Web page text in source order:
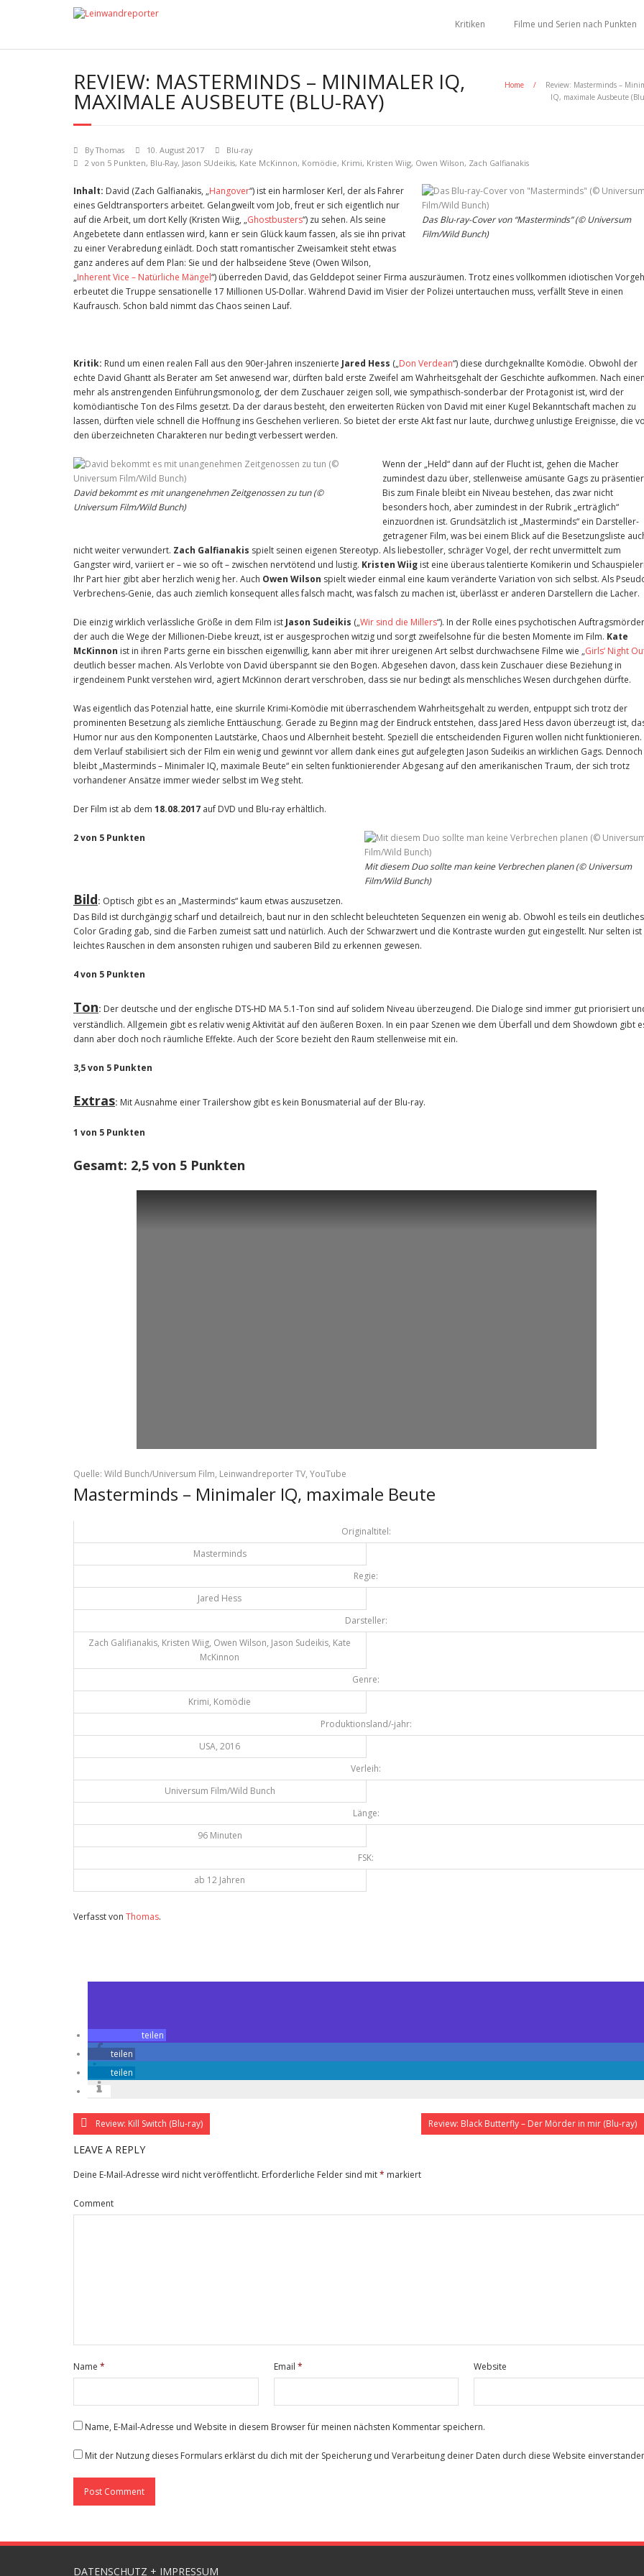
Kritiken Filme und Serien nach Punkten
REVIEW: MASTERMINDS – MINIMALER IQ,
MAXIMALE AUSBEUTE (BLU-RAY)
Home /
Review: Masterminds –
IQ, maximale Ausbeute
ByThomas 10. August 2017
Blu-ray
2 von 5 Punkten, Blu-Ray, Jason SUdeikis, Kate McKinnon, Komödie, Krimi, Kristen Wiig, Owen Wilson, Zach Galfianakis
Das Blu-ray-Cover von “Masterminds” (© Universum
Film/Wild Bunch)
Inhalt: David (Zach Galfianakis, „Hangover“) ist ein harmloser Kerl, der als Fahrer
eines Geldtransporters arbeitet. Gelangweilt vom Job, freut er sich eigentlich nur
auf die Arbeit, um dort Kelly (Kristen Wiig, „Ghostbusters“) zu sehen. Als seine
Angebetete dann entlassen wird, kann er sein Glück kaum fassen, als sie ihn privat
zu einer Verabredung einlädt. Doch statt romantischer Zweisamkeit steht etwas
ganz anderes auf dem Plan: Sie und der halbseidene Steve (Owen Wilson,
„Inherent Vice – Natürliche Mängel“) überreden David, das Gelddepot seiner Firma auszuräumen. Trotz eines vollkommen idiotischen
erbeutet die Truppe sensationelle 17 Millionen US-Dollar. Während David im Visier der Polizei untertauchen muss, verfällt Steve in einen
Kaufrausch. Schon bald nimmt das Chaos seinen Lauf.
Kritik: Rund um einen realen Fall aus den 90er-Jahren inszenierte Jared Hess („Don Verdean“) diese durchgeknallte Komödie. Obwohl der
echte David Ghantt als Berater am Set anwesend war, dürften bald erste Zweifel am Wahrheitsgehalt der Geschichte aufkommen. Nach
mehr als anstrengenden Einführungsmonolog, der dem Zuschauer zeigen soll, wie sympathisch-sonderbar der Protagonist ist, wird der
komödiantische Ton des Films gesetzt. Da der daraus besteht, den erweiterten Rücken von David mit einer Kugel Bekanntschaft machen zu
lassen, dürften viele schnell die Hoffnung ins Geschehen verlieren. So bietet der erste Akt fast nur laute, durchweg unlustige Ereignisse, die
den überzeichneten Charakteren nur bedingt verbessert werden.
David bekommt es mit unangenehmen Zeitgenossen zu tun (©
Universum Film/Wild Bunch)
Wenn der „Held“ dann auf der Flucht ist, gehen die Macher
zumindest dazu über, stellenweise amüsante Gags zu
Bis zum Finale bleibt ein Niveau bestehen, das zwar nicht
besonders hoch, aber zumindest in der Rubrik „erträglich“
einzuordnen ist. Grundsätzlich ist „Masterminds“ ein Darsteller-
getragener Film, was bei einem Blick auf die Besetzungsliste
nicht weiter verwundert. Zach Galfianakis spielt seinen eigenen Stereotyp. Als liebestoller, schräger Vogel, der recht unvermittelt zum
Gangster wird, variiert er – wie so oft – zwischen nervtötend und lustig. Kristen Wiig ist eine überaus talentierte Komikerin und
Ihr Part hier gibt aber herzlich wenig her. Auch Owen Wilson spielt wieder einmal eine kaum veränderte Variation von sich selbst. Als
Verbrechens-Genie, das auch ziemlich konsequent alles falsch macht, was falsch zu machen ist, überlässt er anderen Darstellern die Lacher.
Die einzig wirklich verlässliche Größe in dem Film ist Jason Sudeikis („Wir sind die Millers“). In der Rolle eines psychotischen
der auch die Wege der Millionen-Diebe kreuzt, ist er ausgesprochen witzig und sorgt zweifelsohne für die besten Momente im Film. Kate
McKinnon ist in ihren Parts gerne ein bisschen eigenwillig, kann aber mit ihrer ureigenen Art selbst durchwachsene Filme wie „Girls‘ Night
deutlich besser machen. Als Verlobte von David überspannt sie den Bogen. Abgesehen davon, dass kein Zuschauer diese Beziehung in
irgendeinem Punkt verstehen wird, agiert McKinnon derart verschroben, dass sie nur bedingt als menschliches Wesen durchgehen dürfte.
Was eigentlich das Potenzial hatte, eine skurrile Krimi-Komödie mit überraschendem Wahrheitsgehalt zu werden, entpuppt sich trotz der
prominenten Besetzung als ziemliche Enttäuschung. Gerade zu Beginn mag der Eindruck entstehen, dass Jared Hess davon überzeugt ist,
Humor nur aus den Komponenten Lautstärke, Chaos und Albernheit besteht. Speziell die entscheidenden Figuren wollen nicht funktionieren.
dem Verlauf stabilisiert sich der Film ein wenig und gewinnt vor allem dank eines gut aufgelegten Jason Sudeikis an wirklichen Gags. Dennoch
bleibt „Masterminds – Minimaler IQ, maximale Beute“ ein selten funktionierender Abgesang auf den amerikanischen Traum, der sich trotz
vorhandener Ansätze immer wieder selbst im Weg steht.
Der Film ist ab dem 18.08.2017 auf DVD und Blu-ray erhältlich.
Mit diesem Duo sollte man keine Verbrechen planen (© Universum
Film/Wild Bunch)
2 von 5 Punkten
Bild: Optisch gibt es an „Masterminds“ kaum etwas auszusetzen.
Das Bild ist durchgängig scharf und detailreich, baut nur in den schlecht beleuchteten Sequenzen ein wenig ab. Obwohl es teils ein deutliches
Color Grading gab, sind die Farben zumeist satt und natürlich. Auch der Schwarzwert und die Kontraste wurden gut eingestellt. Nur selten ist
leichtes Rauschen in dem ansonsten ruhigen und sauberen Bild zu erkennen gewesen.
4 von 5 Punkten
Ton: Der deutsche und der englische DTS-HD MA 5.1-Ton sind auf solidem Niveau überzeugend. Die Dialoge sind immer gut priorisiert
verständlich. Allgemein gibt es relativ wenig Aktivität auf den äußeren Boxen. In ein paar Szenen wie dem Überfall und dem Showdown gibt
dann aber doch noch räumliche Effekte. Auch der Score bezieht den Raum stellenweise mit ein.
3,5 von 5 Punkten
Extras: Mit Ausnahme einer Trailershow gibt es kein Bonusmaterial auf der Blu-ray.
1 von 5 Punkten
Gesamt: 2,5 von 5 Punkten
Quelle: Wild Bunch/Universum Film, Leinwandreporter TV, YouTube
Masterminds – Minimaler IQ, maximale Beute
Originaltitel:
Masterminds
Regie:
Jared Hess
Darsteller:
Zach Galifianakis, Kristen Wiig, Owen Wilson, Jason Sudeikis, Kate
McKinnon
Genre:
Krimi, Komödie
Produktionsland/-jahr:
USA, 2016
Verleih:
Universum Film/Wild Bunch
Länge:
96 Minuten
FSK:
ab 12 Jahren
Verfasst von Thomas.
teilen
teilen
teilen
Review: Kill Switch (Blu-ray) Review: Black Butterfly – Der Mörder in mir (Blu-ray)
LEAVE A REPLY
Deine E-Mail-Adresse wird nicht veröffentlicht. Erforderliche Felder sind mit* markiert
Comment
Name * Email * Website
Name, E-Mail-Adresse und Website in diesem Browser für meinen nächsten Kommentar speichern.
Mit der Nutzung dieses Formulars erklärst du dich mit der Speicherung und Verarbeitung deiner Daten durch diese Website
DATENSCHUTZ + IMPRESSUM